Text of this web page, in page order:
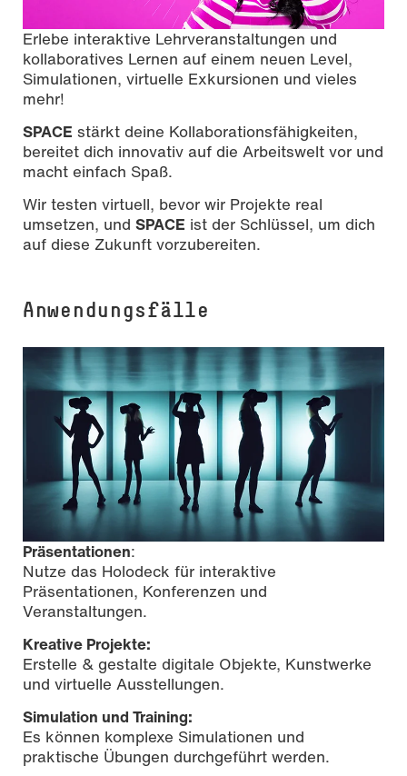
Erlebe interaktive Lehrveranstaltungen und
kollaboratives Lernen auf einem neuen Level,
Simulationen, virtuelle Exkursionen und vieles
mehr!
SPACE stärkt deine Kollaborationsfähigkeiten,
bereitet dich innovativ auf die Arbeitswelt vor und
macht einfach Spaß.
Wir testen virtuell, bevor wir Projekte real
umsetzen, und SPACE ist der Schlüssel, um dich
auf diese Zukunft vorzubereiten.
Anwendungsfälle
Präsentationen:
Nutze das Holodeck für interaktive
Präsentationen, Konferenzen und
Veranstaltungen.
Kreative Projekte:
Erstelle & gestalte digitale Objekte, Kunstwerke
und virtuelle Ausstellungen.
Simulation und Training:
Es können komplexe Simulationen und
praktische Übungen durchgeführt werden.